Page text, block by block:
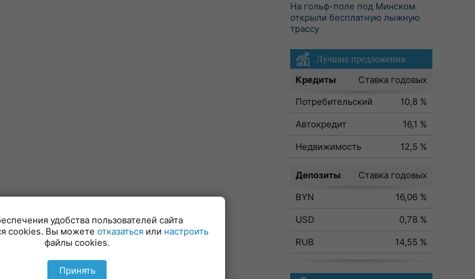
Мосты Правые
Свислочь
Скидель
Скрибовцы
На гольф-поле под Минском
открыли бесплатную лыжную
трассу
Лучшие предложения
Кредиты
Ставка годовых
Потребительский
10,8 %
Автокредит
16,1 %
Недвижимость
12,5 %
Депозиты
Ставка годовых
BYN
16,06 %
USD
0,78 %
RUB
14,55 %
удобства пользователей сайта
cookies. Вы можете отказаться или настроить
файлы cookies.
Принять